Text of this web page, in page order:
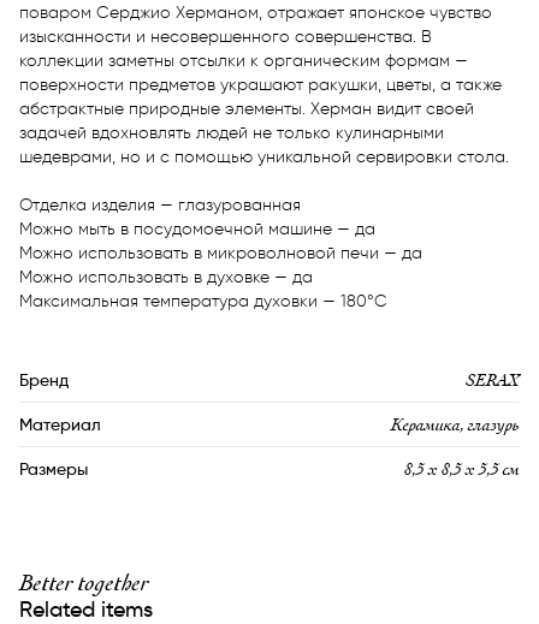
поваром Серджио Херманом, отражает японское чувство
изысканности и несовершенного совершенства. В
коллекции заметны отсылки к органическим формам —
поверхности предметов украшают ракушки, цветы, а также
абстрактные природные элементы. Херман видит своей
задачей вдохновлять людей не только кулинарными
шедеврами, но и с помощью уникальной сервировки стола.
Отделка изделия — глазурованная
Можно мыть в посудомоечной машине — да
Можно использовать в микроволновой печи — да
Можно использовать в духовке — да
Максимальная температура духовки — 180°C
Бренд SERAX
Материал Керамика, глазурь
Размеры 8,5 х 8,5 х 5,5 см
Better together
Related items